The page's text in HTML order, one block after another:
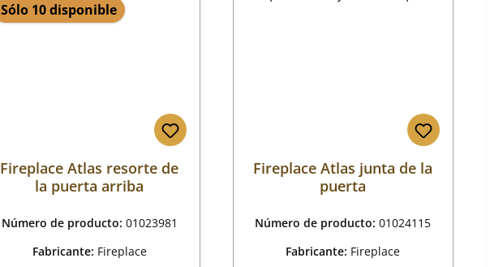
Sólo 10 disponible
Fireplace Atlas resorte de
la puerta arriba
Número de producto: 01023981
Fabricante: Fireplace
Fireplace Atlas junta de la
puerta
Número de producto:01024115
Fabricante: Fireplace